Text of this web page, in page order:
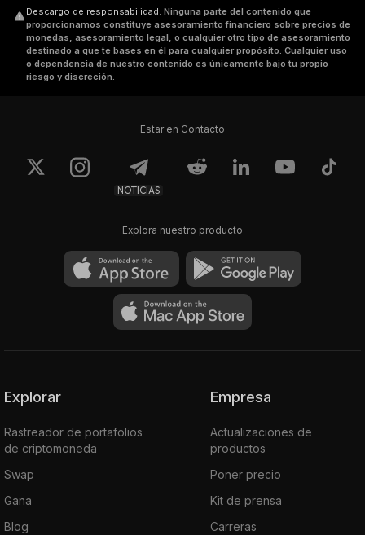
Descargo de responsabilidad. Ninguna parte del contenido que
proporcionamos constituye asesoramiento financiero sobre precios de
monedas, asesoramiento legal, o cualquier otro tipo de asesoramiento
destinado a que te bases en él para cualquier propósito. Cualquier uso
o dependencia de nuestro contenido es únicamente bajo tu propio
riesgo y discreción.
Estar en Contacto
NOTICIAS
Explora nuestro producto
Explorar
Rastreador de portafolios
de criptomoneda
Swap
Gana
Blog
Empresa
Actualizaciones de
productos
Poner precio
Kit de prensa
Carreras